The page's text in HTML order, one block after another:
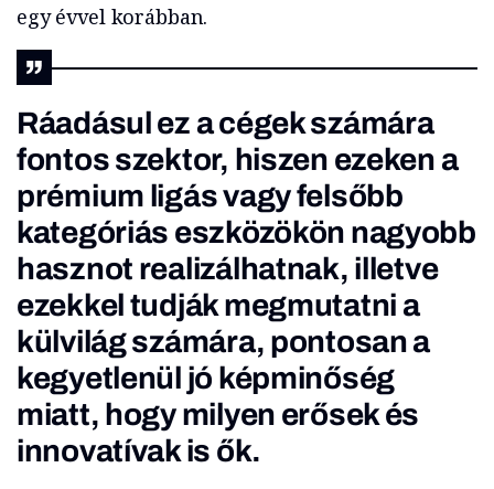
egy évvel korábban.
Ráadásul ez a cégek számára
fontos szektor, hiszen ezeken a
prémium ligás vagy felsőbb
kategóriás eszközökön nagyobb
hasznot realizálhatnak, illetve
ezekkel tudják megmutatni a
külvilág számára, pontosan a
kegyetlenül jó képminőség
miatt, hogy milyen erősek és
innovatívak is ők.